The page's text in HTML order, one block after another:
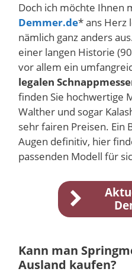
Doch ich möchte Ihnen
Demmer.de* ans Herz
nämlich ganz anders
einer langen Historie
vor allem ein
legalen
finden Sie hochwertige
Walther und sogar
sehr fairen Preisen. Ein
Augen definitiv, hier
passenden Modell für
Kann man
Ausland kaufen?